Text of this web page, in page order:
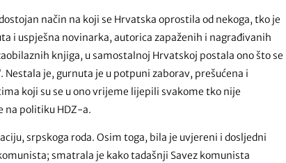
način na koji se Hrvatska oprostila od nekoga, tko je
i uspješna novinarka, autorica zapaženih i nagrađivanih
knjiga, u samostalnoj Hrvatskoj postala ono što se
Nestala je, gurnuta je u potpuni zaborav, prešućena i
koji su se u ono vrijeme lijepili svakome tko nije
na politiku HDZ-a.
srpskoga roda. Osim toga, bila je uvjereni i dosljedni
smatrala je kako tadašnji Savez komunista